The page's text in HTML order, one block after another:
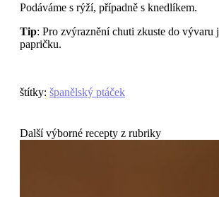
Podáváme s rýží, případně s knedlíkem.
Tip: Pro zvýraznění chuti zkuste do vývaru
papričku.
štítky: španělský ptáček
Další výborné recepty z rubriky